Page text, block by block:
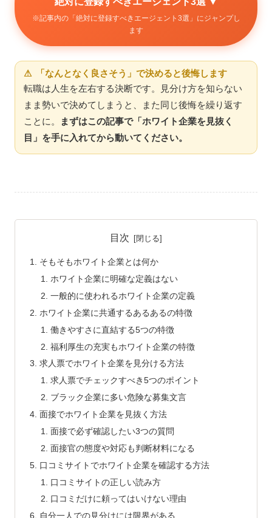
※記事内の「絶対に登録すべきエージェント3選」にジャンプし
ます
⚠ 「なんとなく良さそう」で決めると後悔します
転職は人生を左右する決断です。見分け方を知らない
まま勢いで決めてしまうと、また同じ後悔を繰り返す
ことに。
まずはこの記事で「ホワイト企業を見抜く
目」を手に入れてから動いてください。
目次
そもそもホワイト企業とは何か
ホワイト企業に明確な定義はない
一般的に使われるホワイト企業の定義
ホワイト企業に共通するあるあるの特徴
働きやすさに直結する5つの特徴
福利厚生の充実もホワイト企業の特徴
求人票でホワイト企業を見分ける方法
求人票でチェックすべき5つのポイント
ブラック企業に多い危険な募集文言
面接でホワイト企業を見抜く方法
面接で必ず確認したい3つの質問
面接官の態度や対応も判断材料になる
口コミサイトでホワイト企業を確認する方法
口コミサイトの正しい読み方
口コミだけに頼ってはいけない理由
自分一人での見分けには限界がある